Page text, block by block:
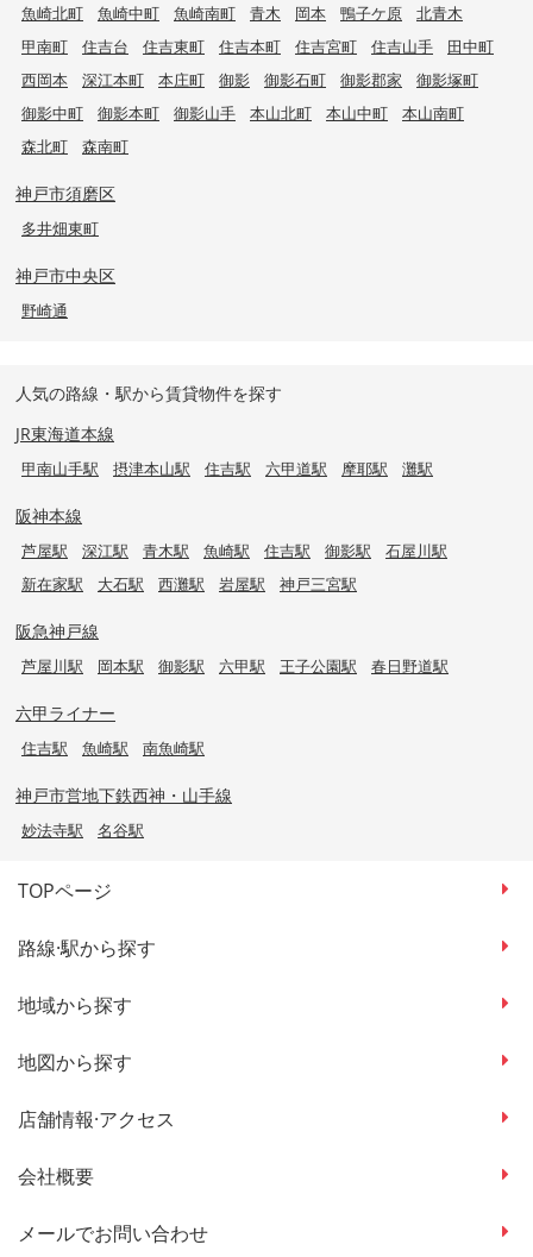
魚崎北町 魚崎中町 魚崎南町 青木 岡本 鴨子ケ原
北青木
甲南町
住吉台 住吉東町 住吉本町 住吉宮町 住吉山手
田中町
西岡本
深江本町 本庄町 御影 御影石町 御影郡家
御影塚町
御影中町
御影本町 御影山手 本山北町 本山中町
本山南町
森北町
森南町
神戸市須磨区
多井畑東町
神戸市中央区
野崎通
人気の路線・駅から賃貸物件を探す
JR東海道本線
甲南山手駅 摂津本山駅 住吉駅 六甲道駅 摩耶駅 灘駅
阪神本線
芦屋駅 深江駅 青木駅 魚崎駅 住吉駅 御影駅
石屋川駅
新在家駅
大石駅 西灘駅 岩屋駅 神戸三宮駅
阪急神戸線
芦屋川駅 岡本駅 御影駅 六甲駅 王子公園駅 春日野道駅
六甲ライナー
住吉駅 魚崎駅 南魚崎駅
神戸市営地下鉄西神・山手線
妙法寺駅 名谷駅
TOPページ
路線·駅から探す
地域から探す
地図から探す
店舗情報·アクセス
会社概要
メールでお問い合わせ